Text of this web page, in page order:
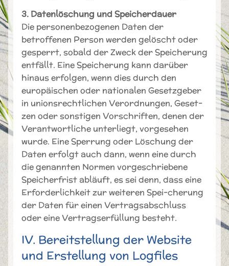
3. Datenlöschung und Speicherdauer
Die personenbezogenen Daten der
betroffenen Person werden gelöscht oder
gesperrt, sobald der Zweck der Speicherung
entfällt. Eine Speicherung kann darüber
hinaus erfolgen, wenn dies durch den
europäischen oder nationalen Gesetzgeber
in unionsrechtlichen Verordnungen, Geset-
zen oder sonstigen Vorschriften, denen der
Verantwortliche unterliegt, vorgesehen
wurde. Eine Sperrung oder Löschung der
Daten erfolgt auch dann, wenn eine durch
die genannten Normen vorgeschriebene
Speicherfrist abläuft, es sei denn, dass eine
Erforderlichkeit zur weiteren Spei-cherung
der Daten für einen Vertragsabschluss
oder eine Vertragserfüllung besteht.
IV. Bereitstellung der Website
und Erstellung von Logfiles